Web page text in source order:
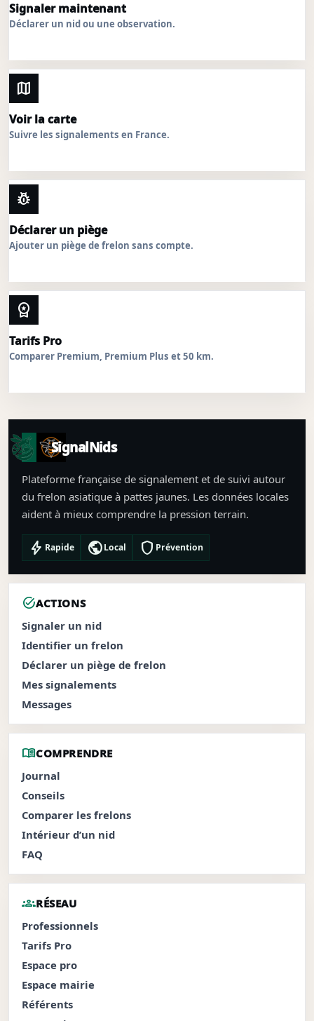
Signaler maintenant
Déclarer un nid ou une observation.
map
Voir la carte
Suivre les signalements en France.
pest_control
Déclarer un piège
Ajouter un piège de frelon sans compte.
workspace_premium
Tarifs Pro
Comparer Premium, Premium Plus et 50 km.
SignalNids
Plateforme française de signalement et de suivi autour
du frelon asiatique à pattes jaunes. Les données locales
aident à mieux comprendre la pression terrain.
bolt Rapide publicLocal shield Prévention
task_altACTIONS
Signaler un nid
Identifier un frelon
Déclarer un piège de frelon
Mes signalements
Messages
menu_bookCOMPRENDRE
Journal
Conseils
Comparer les frelons
Intérieur d’un nid
FAQ
groupsRÉSEAU
Professionnels
Tarifs Pro
Espace pro
Espace mairie
Référents